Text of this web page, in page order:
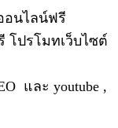
อนไลน์ฟรี
ปรโมทเว็บไซต์
และ youtube ,